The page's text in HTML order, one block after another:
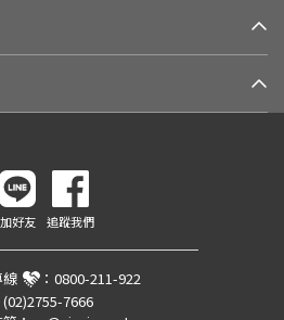
加好友 追蹤我們
： 0800-211-922
(02)2755-7666